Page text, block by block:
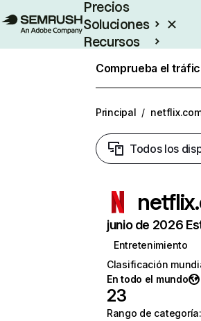
Precios
Soluciones
Recursos
Comprueba el
Principal / netflix.com
Todos los
junio de 2026
Entretenimiento
Clasificación
En todo el mundo
23
Rango de categoría: